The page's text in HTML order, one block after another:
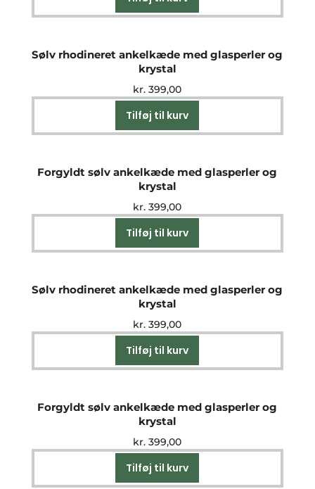
Sølv rhodineret ankelkæde med glasperler og
krystal
kr. 399,00
Tilføj til kurv
Forgyldt sølv ankelkæde med glasperler og
krystal
kr. 399,00
Tilføj til kurv
Sølv rhodineret ankelkæde med glasperler og
krystal
kr. 399,00
Tilføj til kurv
Forgyldt sølv ankelkæde med glasperler og
krystal
kr. 399,00
Tilføj til kurv